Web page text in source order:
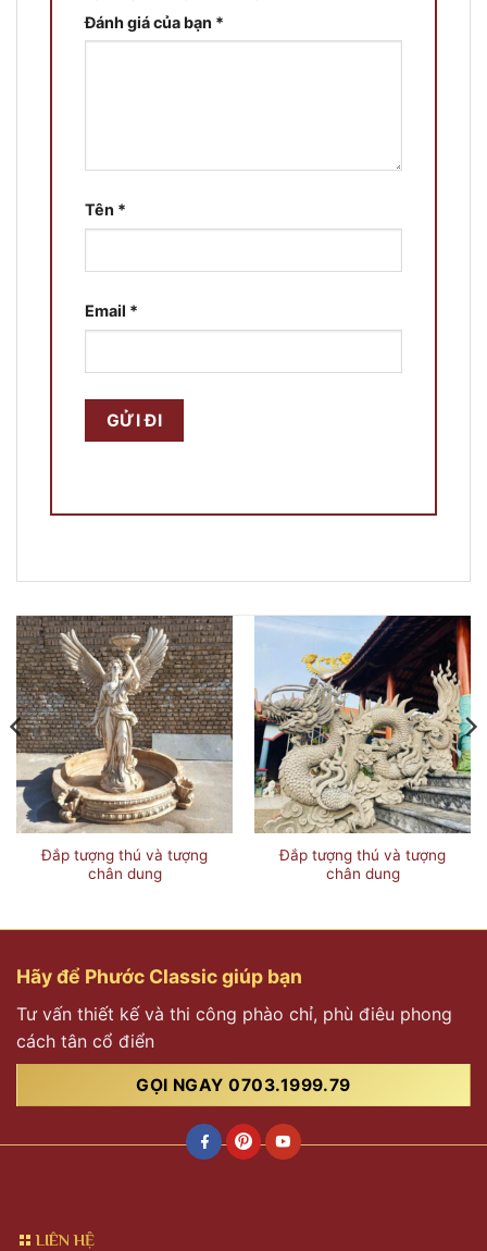
Đánh giá của bạn *
Tên *
Email *
Đắp tượng thú và tượng
chân dung
Đắp tượng thú và tượng
chân dung
Hãy để Phước Classic giúp bạn
Tư vấn thiết kế và thi công phào chỉ, phù điêu phong
cách tân cổ điển
GỌI NGAY 0703.1999.79
LIÊN HỆ